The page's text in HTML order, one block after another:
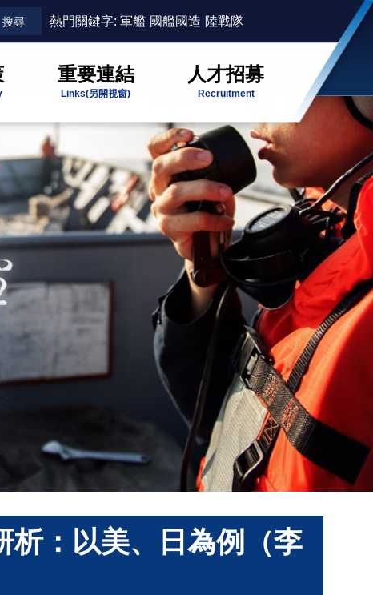
熱門關鍵字: 軍艦 國艦國造 陸戰隊
重要連結
Links(另開視窗)
人才招募
Recruitment
析：以美、日為例（李